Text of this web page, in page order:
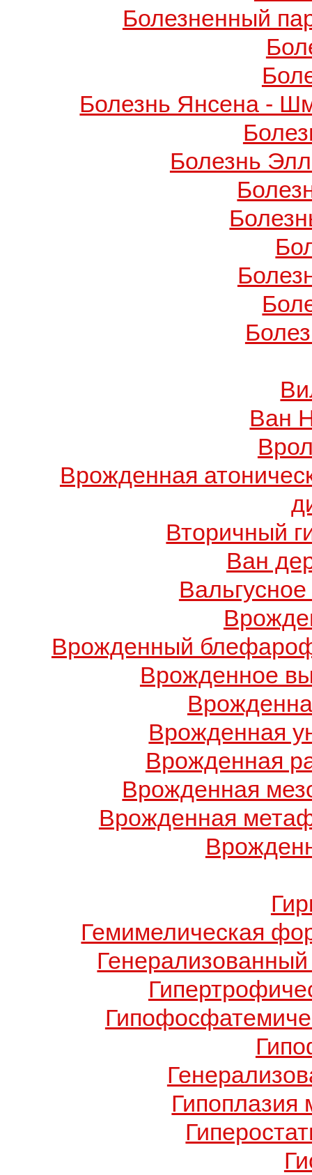
Болезненный
Болезнь Янсена -
Болезнь
Ван
Врожденная
Вторичный
Ван
Врожденный
Врожденное
Врожденная
Врожденная
Врожденная
Врожденная
Гемимелическая
Гипоплазия